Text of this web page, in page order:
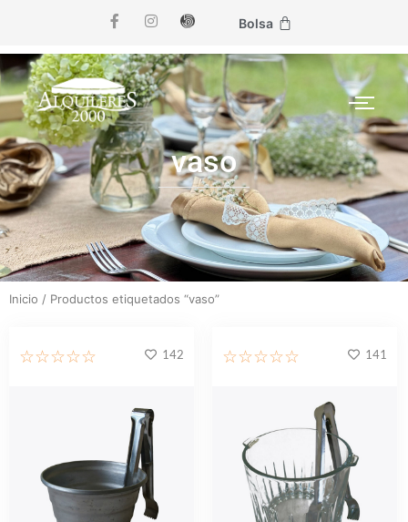
Bolsa
vaso
Inicio / Productos etiquetados “vaso”
☆☆☆☆☆ 142 ☆☆☆☆☆ 141